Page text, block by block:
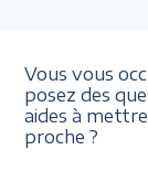
Vous vous
posez des
aides à
proche ?